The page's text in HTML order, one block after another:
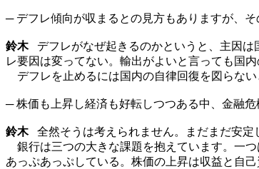
─ デフレ傾向が収まるとの見方もありますが、
鈴木デフレがなぜ起きるのかというと、主因は
レ要因は変ってない。輸出がよいと言っても国
デフレを止めるには国内の自律回復を図らない
─ 株価も上昇し経済も好転しつつある中、金融危
鈴木全然そうは考えられません。まだまだ安定
銀行は三つの大きな課題を抱えています。一
あっぷあっぷしている。株価の上昇は収益と自